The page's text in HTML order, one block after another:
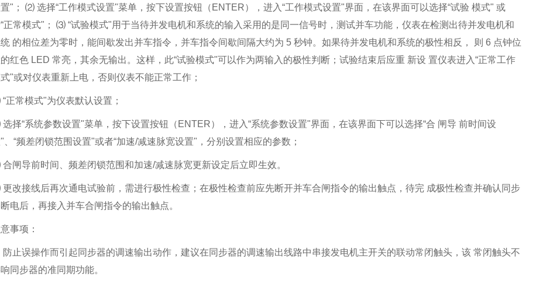
"； ⑵ 选择“工作模式设置"菜单，按下设置按钮（ENTER），进入“工作模式设置"界面，在该界面可以选择“试验 模式" 或
正常模式"； ⑶ “试验模式"用于当待并发电机和系统的输入采用的是同一信号时，测试并车功能，仪表在检测出待并发电机和
的相位差为零时，能间歇发出并车指令，并车指令间歇间隔大约为 5 秒钟。如果待并发电机和系统的极性相反， 则 6 点钟位
红色 LED 常亮，其余无输出。这样，此“试验模式"可以作为两输入的极性判断；试验结束后应重 新设 置仪表进入“正常工作
"或对仪表重新上电，否则仪表不能正常工作；
正常模式"为仪表默认设置；
择“系统参数设置"菜单，按下设置按钮（ENTER），进入“系统参数设置"界面，在该界面下可以选择“合 闸导 前时间设
、“频差闭锁范围设置"或者“加速/减速脉宽设置"，分别设置相应的参数；
闸导前时间、频差闭锁范围和加速/减速脉宽更新设定后立即生效。
改接线后再次通电试验前，需进行极性检查；在极性检查前应先断开并车合闸指令的输出触点，待完 成极性检查并确认同步
电后，再接入并车合闸指令的输出触点。
事项：
止误操作而引起同步器的调速输出动作，建议在同步器的调速输出线路中串接发电机主开关的联动常闭触头，该 常闭触头不
同步器的准同期功能。